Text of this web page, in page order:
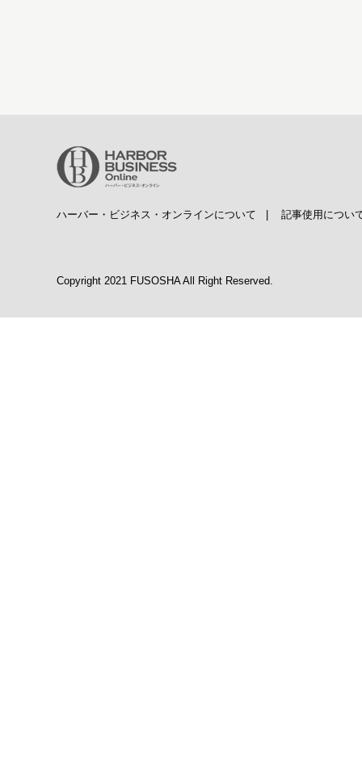
ハーバー・ビジネス・オンラインについて | 記事使用につい
Copyright 2021 FUSOSHA All Right Reserved.